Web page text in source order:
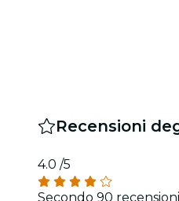
Recensioni
4.0 /5
Secondo 90 recensioni